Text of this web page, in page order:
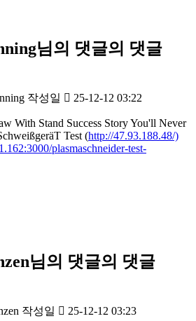
님의 댓글의 댓글
작성일 25-12-12 03:22
With Stand Success Story You'll Never
Test (http://47.93.188.48/)
plasmaschneider-test-
님의 댓글의 댓글
작성일 25-12-12 03:23